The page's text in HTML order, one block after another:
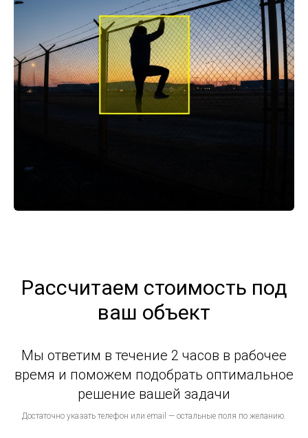
Рассчитаем стоимость под
ваш объект
Мы ответим в течение 2 часов в рабочее
время и поможем подобрать оптимальное
решение вашей задачи
Достаточно указать телефон или email — остальные поля по желанию.